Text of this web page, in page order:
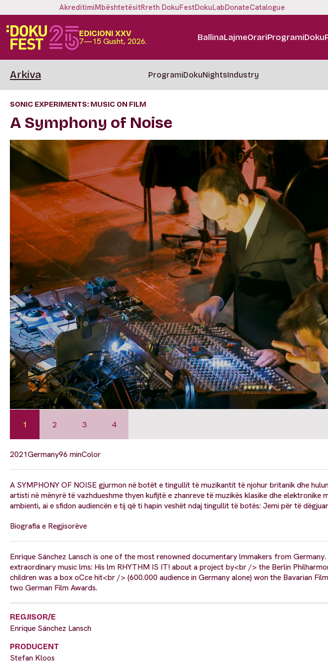
AkreditimiMbështetësitRreth DokuFestDokuLabDonateCatalogue
EDICIONI XXV
7—15 Gusht, 2026. BallinaLajmeOrariProgrami
Arkiva ProgramiDokuNightsIndustry
SONIC EXPERIMENTS: MUSIC ON FILM
A Symphony of Noise
1 2 3 4
2021Germany96 minColor
A SYMPHONY OF NOISE gjurmon në botët e tingullit të muzikantit të njohur britanik dhe
artisti në mënyrë të vazhdueshme thyen kufijtë e zhanreve të muzikës klasike dhe elektronike
ambienti, ai e sfidon audiencën e tij që ti hapin veshët ndaj tingullit të botës: Jemi për të
Biografia e Regjisorëve
Enrique Sánchez Lansch is one of the most renowned documentary lmmakers from
extraordinary music lms: His lm RHYTHM IS IT! about a project by<br /> the Berlin
children was a box oCce hit<br /> (600.000 audience in Germany alone) won the Bavarian
two German Film Awards.
REGJISOR/E
Enrique Sánchez Lansch
PRODUCENT
Stefan Kloos